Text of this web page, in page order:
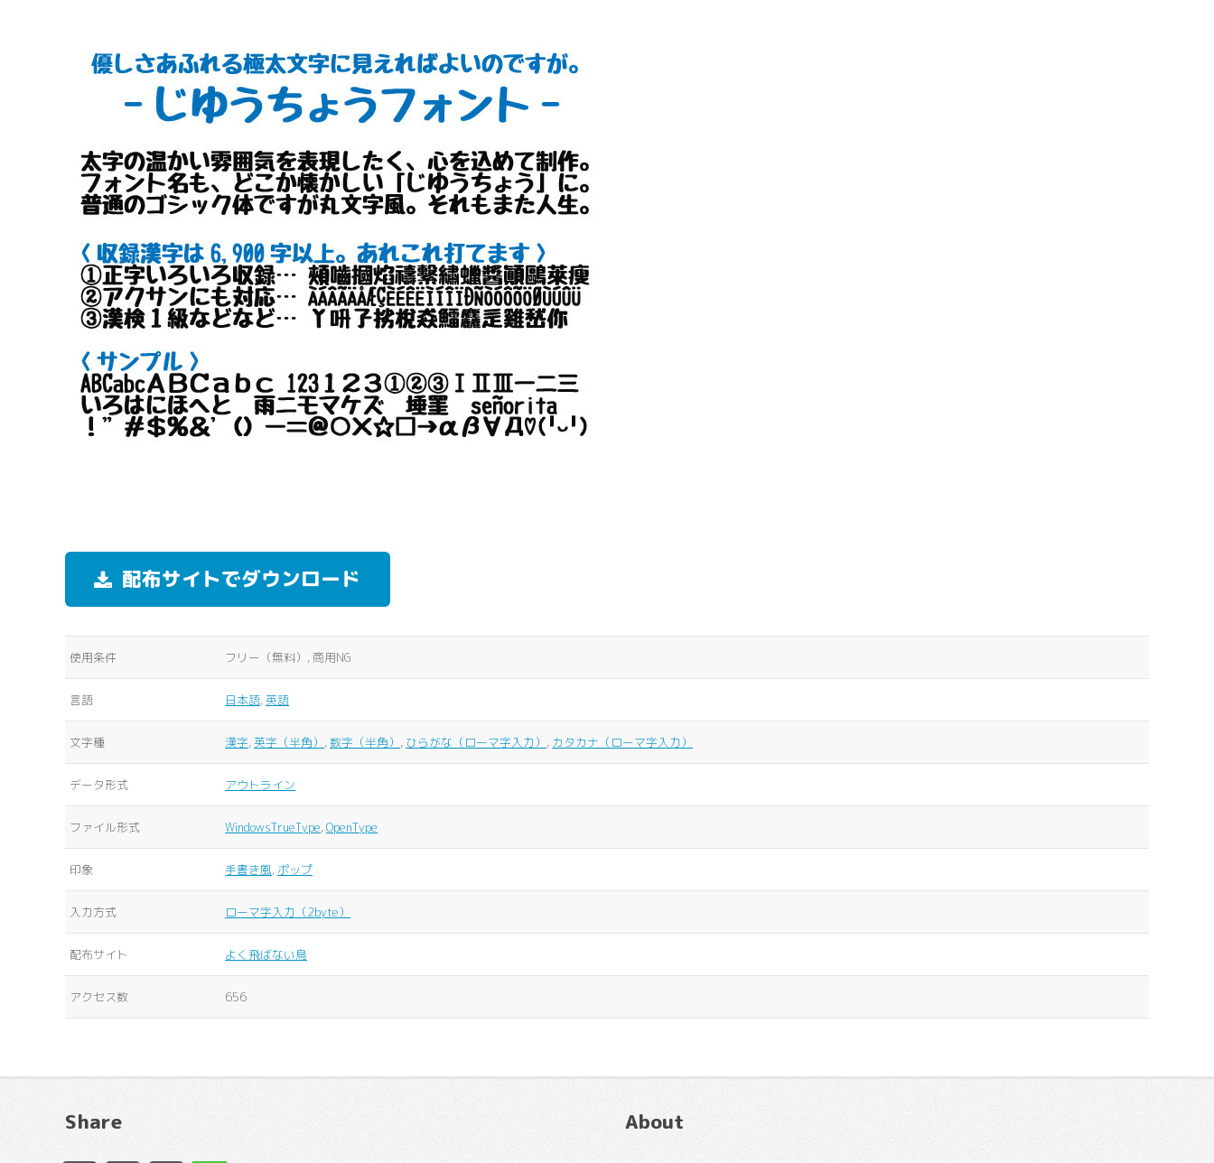
配布サイトでダウンロード
使用条件 フリー（無料）, 商用NG
言語 日本語,英語
文字種 漢字,英字（半角） ,数字（半角） , ひらがな（ローマ字入力） , カタカナ（ローマ字入力）
データ形式 アウトライン
ファイル形式 WindowsTrueType,OpenType
印象 手書き風, ポップ
入力方式 ローマ字入力（2byte）
配布サイト よく飛ばない鳥
アクセス数 656
Share About